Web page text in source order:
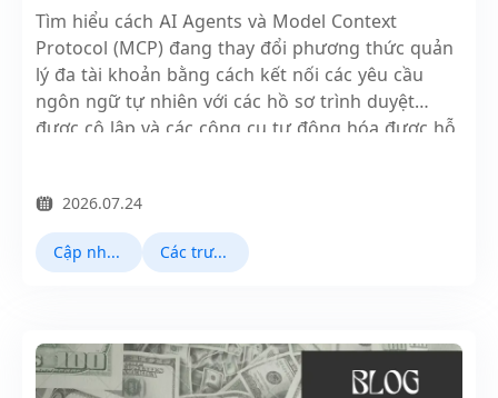
Tìm hiểu cách AI Agents và Model Context
Protocol (MCP) đang thay đổi phương thức quản
lý đa tài khoản bằng cách kết nối các yêu cầu
ngôn ngữ tự nhiên với các hồ sơ trình duyệt
được cô lập và các công cụ tự động hóa được hỗ
2026.07.24
Cập nhật sản phẩm Các trường hợp sử dụng